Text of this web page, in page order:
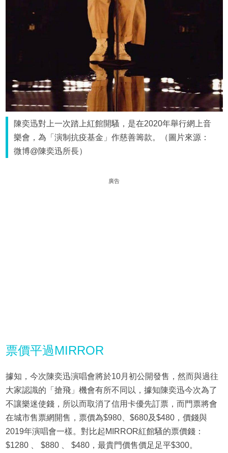
陳奕迅對上一次踏上紅館開騷，是在2020年舉行網上音
樂會，為「演制抗疫基金」作慈善籌款。（圖片來源：
微博@陳奕迅所長）
廣告
票價平過MIRROR
據知，今次陳奕迅演唱會將於10月初公開發售，然而與過往
大家認識的「搶飛」機會有所不同以，據知陳奕迅今次為了
不讓樂迷使錢，所以而取消了信用卡優先訂票，而門票將會
在城市售票網開售，票價為$980、$680及$480，價錢與
2019年演唱會一樣。對比起MIRROR紅館騷的票價錢：
$1280 、 $880 、 $480，最貴門價售價足足平$300。